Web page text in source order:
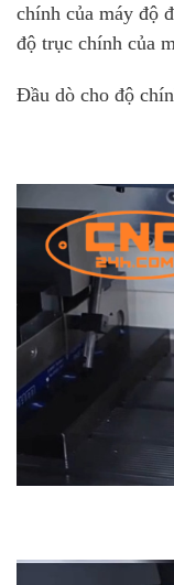
chính của máy độ
độ trục chính của
Đầu dò cho độ